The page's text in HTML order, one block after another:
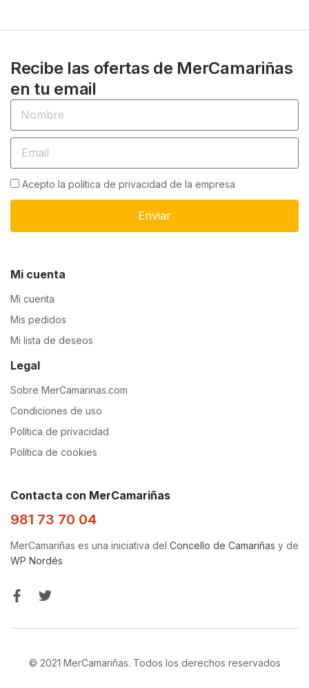
Recibe las ofertas de MerCamariñas
en tu email
Acepto la política de privacidad de la empresa
Enviar
Mi cuenta
Mi cuenta
Mis pedidos
Mi lista de deseos
Legal
Sobre MerCamarinas.com
Condiciones de uso
Política de privacidad
Política de cookies
Contacta con MerCamariñas
981 73 70 04
MerCamariñas es una iniciativa del Concello de Camariñas y de
WP Nordés
© 2021 MerCamariñas. Todos los derechos reservados